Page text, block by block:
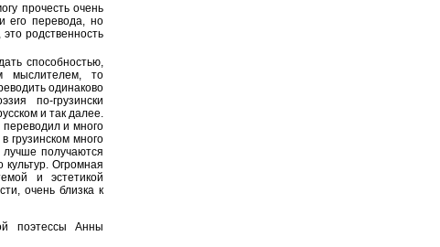
прочесть очень
его перевода, но
родственность
способностью,
мыслителем, то
одинаково
по-грузински
и так далее.
переводил и много
грузинском много
лучше получаются
Огромная
и эстетикой
очень близка к
поэтессы Анны